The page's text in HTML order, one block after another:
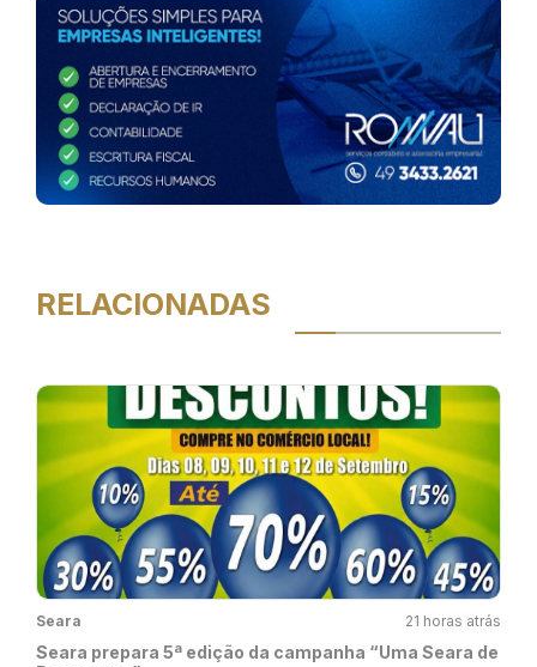
RELACIONADAS
Seara 21 horas atrás
Seara prepara 5ª edição da campanha “Uma Seara de